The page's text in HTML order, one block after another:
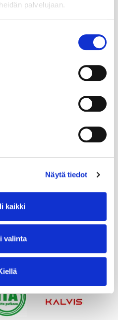
palvelujaan.
Näytä tiedot
kaikki
valinta